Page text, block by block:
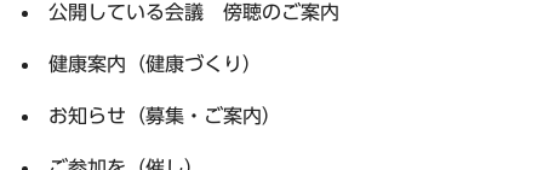
公開している会議 傍聴のご案内
健康案内（健康づくり）
お知らせ（募集・ご案内）